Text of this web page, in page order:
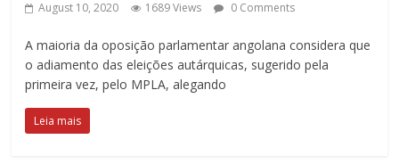
August 10, 2020 1689 Views 0 Comments
A maioria da oposição parlamentar angolana considera que
o adiamento das eleições autárquicas, sugerido pela
primeira vez, pelo MPLA, alegando
Leia mais